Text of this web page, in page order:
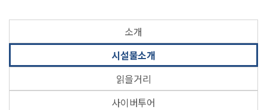
소개
시설물소개
읽을거리
사이버투어